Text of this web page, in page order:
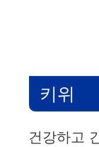
키위
건강하고